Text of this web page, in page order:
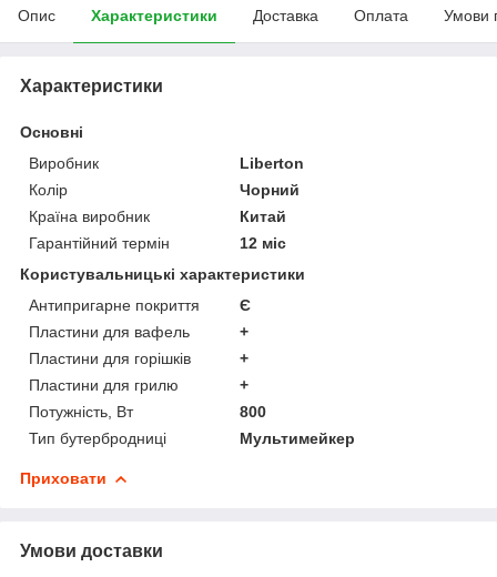
Опис Характеристики Доставка Оплата Умови
Характеристики
Основні
Виробник
Liberton
Колір
Чорний
Країна виробник
Китай
Гарантійний термін
12 міс
Користувальницькі характеристики
Антипригарне покриття
Є
Пластини для вафель
+
Пластини для горішків
+
Пластини для грилю
+
Потужність, Вт
800
Тип бутербродниці
Мультимейкер
Приховати
Умови доставки